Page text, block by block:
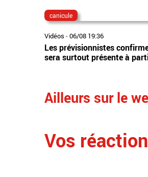
canicule
Vidéos -06/08 19:36
Les prévisionnistes
sera surtout présente à
Ailleurs sur le
Vos